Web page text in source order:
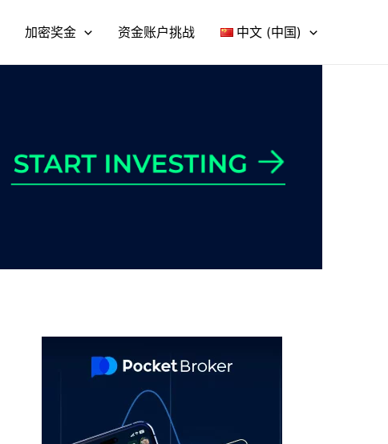
加密奖金 资金账户挑战 中文 (中国)